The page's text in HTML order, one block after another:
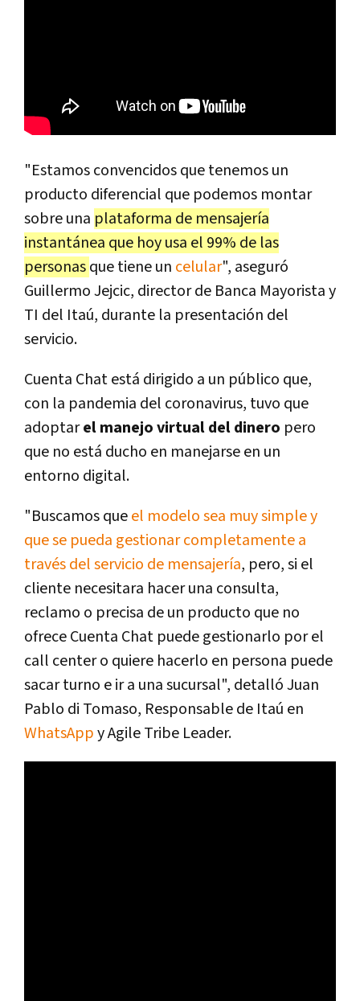
"Estamos convencidos que tenemos un
producto diferencial que podemos montar
sobre una plataforma de mensajería
instantánea que hoy usa el 99% de las
personasque tiene un celular", aseguró
Guillermo Jejcic, director de Banca Mayorista y
TI del Itaú, durante la presentación del
servicio.
Cuenta Chat está dirigido a un público que,
con la pandemia del coronavirus, tuvo que
adoptarel manejo virtual del dinero pero
que no está ducho en manejarse en un
entorno digital.
"Buscamos queel modelo sea muy simple y
que se pueda gestionar completamente a
través del servicio de mensajería, pero, si el
cliente necesitara hacer una consulta,
reclamo o precisa de un producto que no
ofrece Cuenta Chat puede gestionarlo por el
call center o quiere hacerlo en persona puede
sacar turno e ir a una sucursal", detalló Juan
Pablo di Tomaso, Responsable de Itaú en
WhatsAppy Agile Tribe Leader.